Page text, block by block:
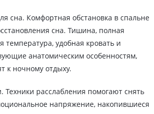
сна. Комфортная обстановка в спальне
сна. Тишина, полная
температура, удобная кровать и
анатомическим особенностям,
к ночному отдыху.
Техники расслабления помогают снять
напряжение, накопившиеся